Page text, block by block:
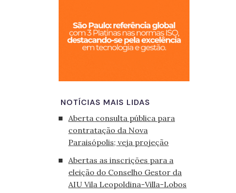
NOTÍCIAS MAIS LIDAS
Aberta consulta pública para
contratação da Nova
Paraisópolis; veja projeção
Abertas as inscrições para a
eleição do Conselho Gestor da
AIU Vila Leopoldina-Villa-Lobos